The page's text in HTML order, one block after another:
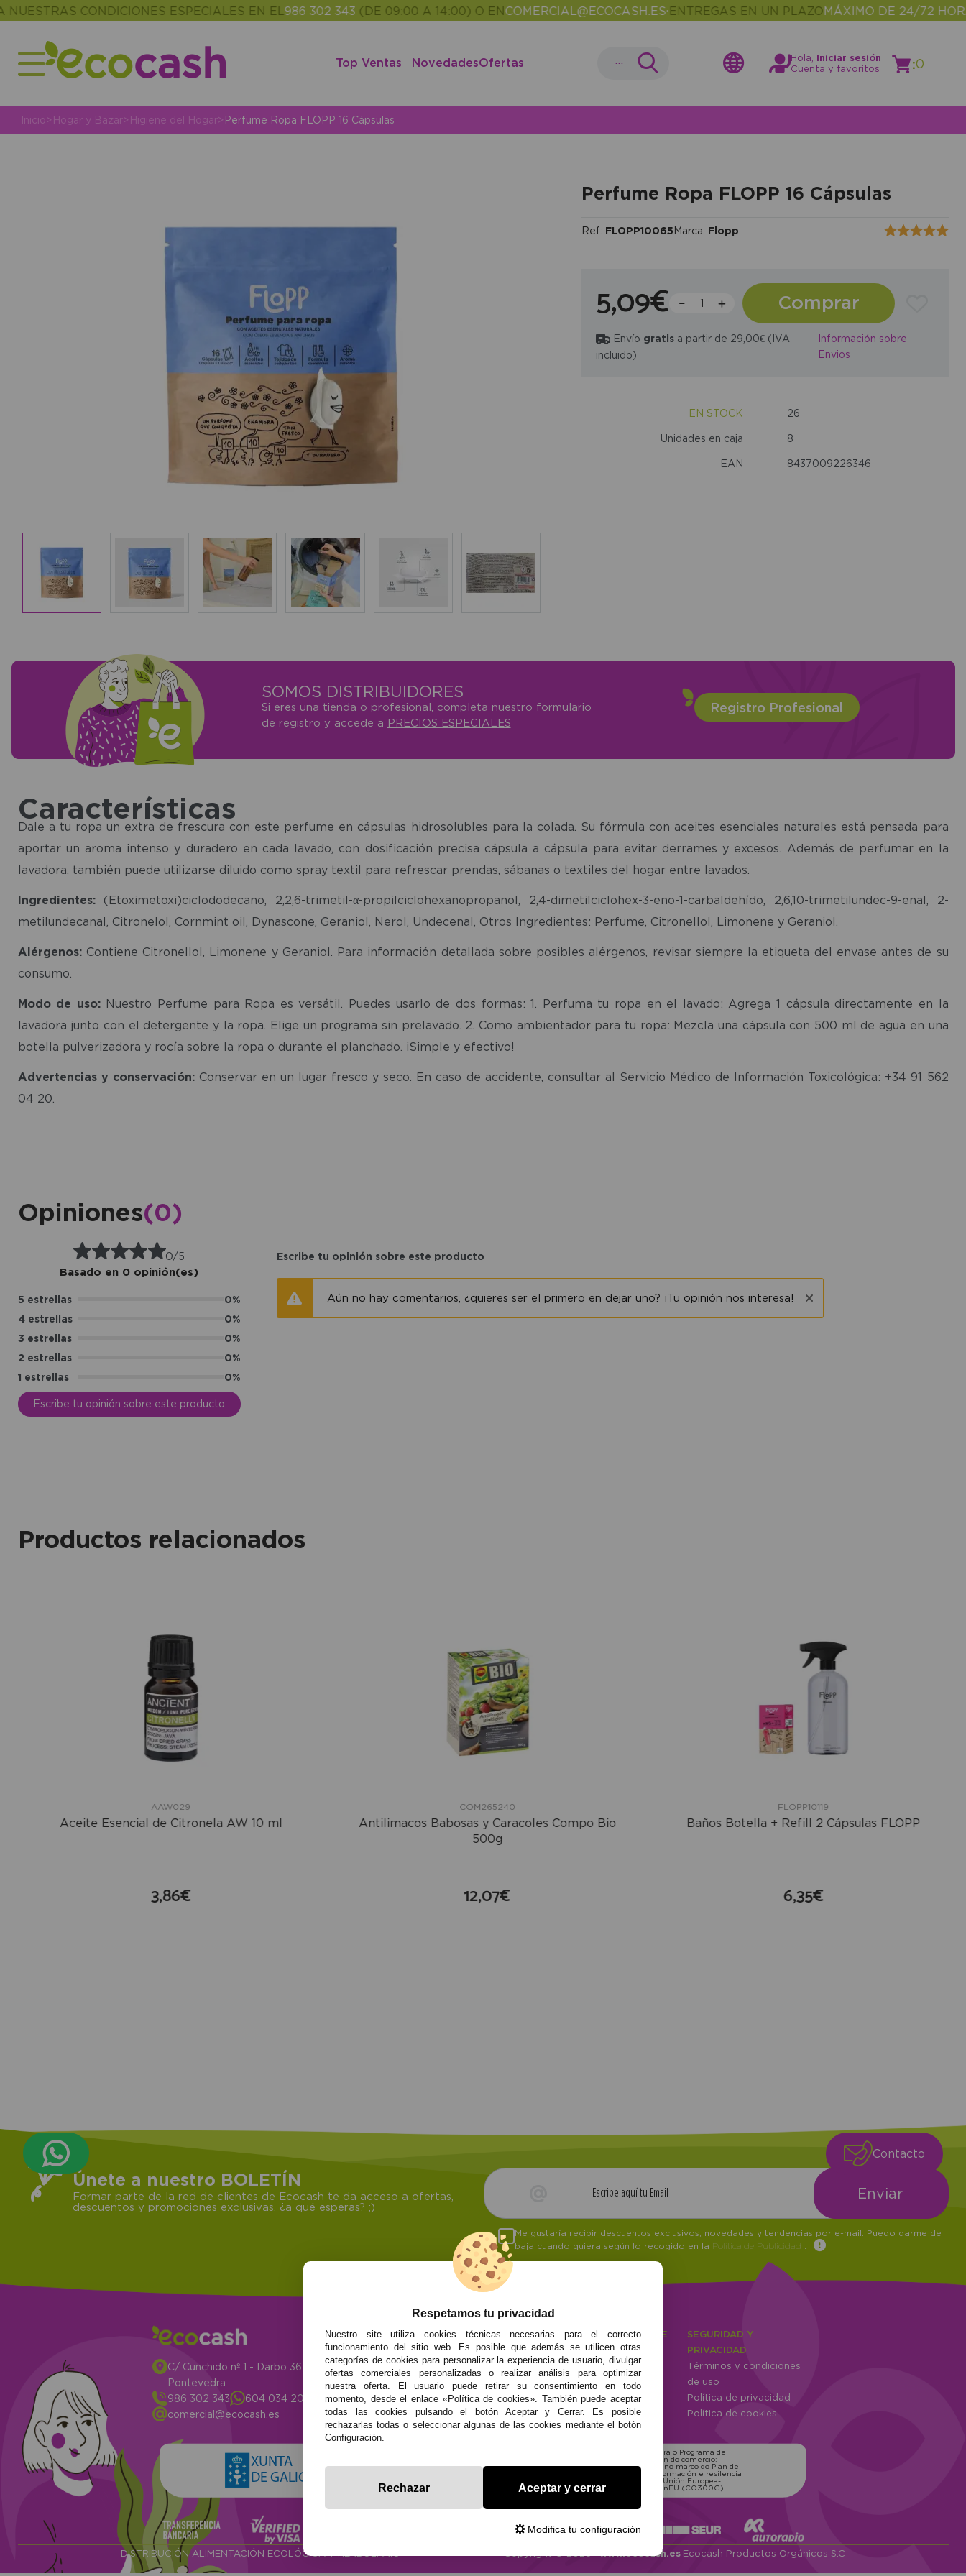
CONDICIONES ESPECIALES EN EL 986 302 343 (DE 09:00 A 14:00) O ENCOMERCIAL@ECOCASH.ES •ENTREGAS EN UN PLAZOMÁXIMO DE 24/72 HORAS •
Top Ventas NovedadesOfertas ... Hola,
Iniciar sesión
Cuenta y favoritos
:0
Inicio> Hogar y Bazar> Higiene del Hogar> Perfume Ropa FLOPP 16 Cápsulas
Perfume Ropa FLOPP 16 Cápsulas
Ref: FLOPP10065 Marca: Flopp
5,09€ Comprar
Envío gratisa partir de 29,00€ (IVA
incluido)
Información sobre
Envios
EN STOCK 26
Unidades en caja 8
EAN 8437009226346
SOMOS DISTRIBUIDORES
Si eres una tienda o profesional, completa nuestro formulario
de registro y accede a PRECIOS ESPECIALES
Registro Profesional
Características
Dale a tu ropa un extra de frescura con este perfume en cápsulas hidrosolubles para la colada. Su fórmula con aceites esenciales naturales está pensada para
aportar un aroma intenso y duradero en cada lavado, con dosificación precisa cápsula a cápsula para evitar derrames y excesos. Además de perfumar en la
lavadora, también puede utilizarse diluido como spray textil para refrescar prendas, sábanas o textiles del hogar entre lavados.
Ingredientes:(Etoximetoxi)ciclododecano, 2,2,6-trimetil-α-propilciclohexanopropanol, 2,4-dimetilciclohex-3-eno-1-carbaldehído, 2,6,10-trimetilundec-9-enal, 2-
metilundecanal, Citronelol, Cornmint oil, Dynascone, Geraniol, Nerol, Undecenal, Otros Ingredientes: Perfume, Citronellol, Limonene y Geraniol.
Alérgenos:Contiene Citronellol, Limonene y Geraniol. Para información detallada sobre posibles alérgenos, revisar siempre la etiqueta del envase antes de su
consumo.
Modo de uso:Nuestro Perfume para Ropa es versátil. Puedes usarlo de dos formas: 1. Perfuma tu ropa en el lavado: Agrega 1 cápsula directamente en la
lavadora junto con el detergente y la ropa. Elige un programa sin prelavado. 2. Como ambientador para tu ropa: Mezcla una cápsula con 500 ml de agua en una
botella pulverizadora y rocía sobre la ropa o durante el planchado. ¡Simple y efectivo!
Advertencias y conservación:Conservar en un lugar fresco y seco. En caso de accidente, consultar al Servicio Médico de Información Toxicológica: +34 91 562
04 20.
Opiniones(0)
0/5
Basado en 0 opinión(es)
5 estrellas
0%
4 estrellas
0%
3 estrellas
0%
2 estrellas
0%
1 estrellas
0%
Escribe tu opinión sobre este producto
Escribe tu opinión sobre este producto
Aún no hay comentarios, ¿quieres ser el primero en dejar uno? ¡Tu opinión nos interesa!
Productos relacionados
AAW029
Aceite Esencial de Citronela AW 10 ml
3,86€
COM265240
Antilimacos Babosas y Caracoles Compo Bio
500g
12,07€
FLOPP10119
Baños Botella + Refill 2 Cápsulas FLOPP
6,35€
Únete a nuestro BOLETÍN
Formar parte de la red de clientes de Ecocash te da acceso a ofertas,
descuentos y promociones exclusivas, ¿a qué esperas? ;)
Me gustaría recibir descuentos exclusivos, novedades y tendencias por e-mail. Puedo darme de
baja cuando quiera según lo recogido en la Política de Publicidad
C/ Cunchido nº 1 - Darbo 36940 Cangas
Pontevedra
986 302 343
604 034 204
comercial@ecocash.es
NOSOTROS
Quiénes somos
Info
ATENCIÓN AL CLIENTE
Envíos y devoluciones
Formas de pago
Preguntas Frecuentes
Contacto
SEGURIDAD Y
PRIVACIDAD
Términos y condiciones
de uso
Política de privacidad
Política de cookies
XUNTA
DE GALICIA
Unión Europea
Subvencións para o Programa de
modernización do comercio:
Fondo Tecnolóxico, no marco do Plan de
recuperación, transformación e resilencia
finaciado pola Unión Europea-
NextGenerationEU (CO300G)
DISTRIBUCIÓN ALIMENTACIÓN ECOLÓGICA www.ecocash.es·Ecocash Productos Orgánicos S.C
Contacto
Respetamos tu privacidad
Nuestro site utiliza cookies técnicas necesarias para el correcto
funcionamiento del sitio web. Es posible que además se utilicen otras
categorías de cookies para personalizar la experiencia de usuario, divulgar
ofertas comerciales personalizadas o realizar análisis para optimizar
nuestra oferta. El usuario puede retirar su consentimiento en todo
momento, desde el enlace «Política de cookies». También puede aceptar
todas las cookies pulsando el botón Aceptar y Cerrar. Es posible
rechazarlas todas o seleccionar algunas de las cookies mediante el botón
Configuración.
Rechazar Aceptar y cerrar
Modifica tu configuración